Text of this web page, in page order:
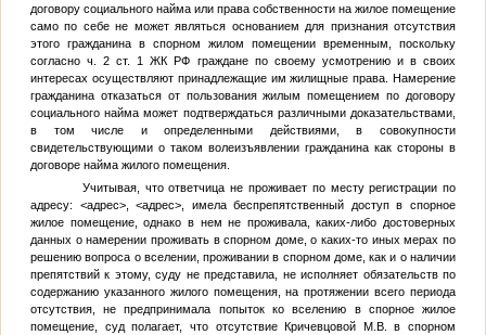
договору социального найма или права собственности на жилое помещение
само по себе не может являться основанием для признания отсутствия
этого гражданина в спорном жилом помещении временным, поскольку
согласно ч. 2 ст. 1 ЖК РФ граждане по своему усмотрению и в своих
интересах осуществляют принадлежащие им жилищные права. Намерение
гражданина отказаться от пользования жилым помещением по договору
социального найма может подтверждаться различными доказательствами,
в том числе и определенными действиями, в совокупности
свидетельствующими о таком волеизъявлении гражданина как стороны в
договоре найма жилого помещения.
Учитывая, что ответчица не проживает по месту регистрации по
адресу: <адрес>,<адрес> , имела беспрепятственный доступ в спорное
жилое помещение, однако в нем не проживала, каких-либо достоверных
данных о намерении проживать в спорном доме, о каких-то иных мерах по
решению вопроса о вселении, проживании в спорном доме, как и о наличии
препятствий к этому, суду не представила, не исполняет обязательств по
содержанию указанного жилого помещения, на протяжении всего периода
отсутствия, не предпринимала попыток ко вселению в спорное жилое
помещение, суд полагает, что отсутствие Кричевцовой М.В. в спорном